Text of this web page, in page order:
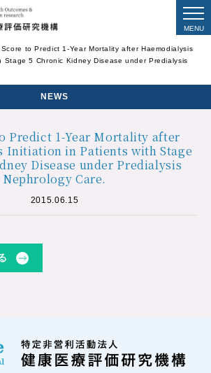
Score to Predict 1-Year Mortality after Haemodialysis
Stage 5 Chronic Kidney Disease under Predialysis
NEWS
Predict 1-Year Mortality after
Initiation in Patients with Stage
Disease under Predialysis
Nephrology Care.
2015.06.15